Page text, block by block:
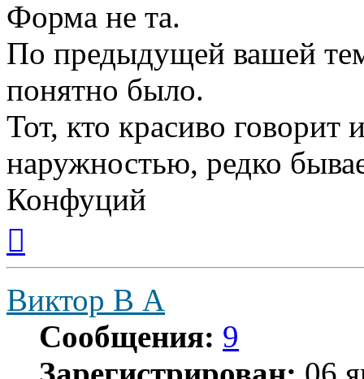
Форма не та.
По предыдущей вашей
понятно было.
Тот, кто красиво говорит
наружностью, редко
Конфуций
началу
Виктор В А
Сообщения: 9